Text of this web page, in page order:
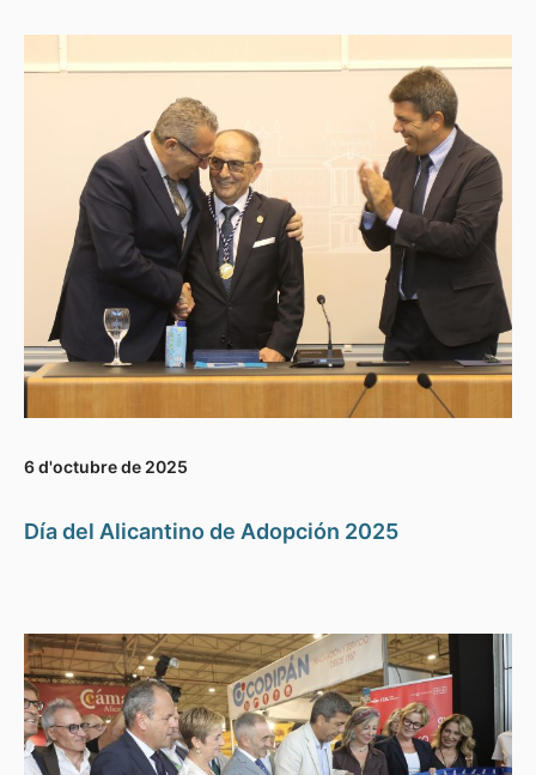
6 d'octubre de 2025
Día del Alicantino de Adopción 2025